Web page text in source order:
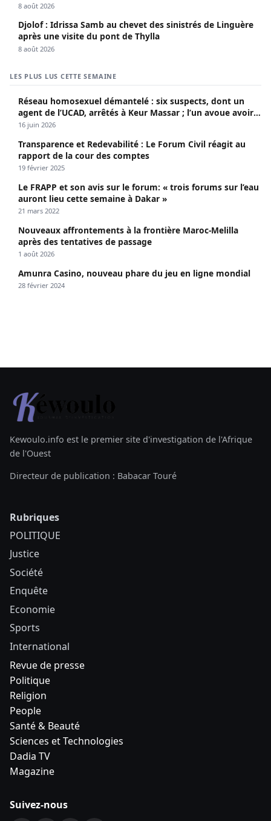
8 août 2026
Djolof : Idrissa Samb au chevet des sinistrés de Linguère
après une visite du pont de Thylla
8 août 2026
LES PLUS LUS CETTE SEMAINE
Réseau homosexuel démantelé : six suspects, dont un
agent de l’UCAD, arrêtés à Keur Massar ; l’un avoue avoir
propagé le VIH depuis 2018
16 juin 2026
Transparence et Redevabilité : Le Forum Civil réagit au
rapport de la cour des comptes
19 février 2025
Le FRAPP et son avis sur le forum: « trois forums sur l’eau
auront lieu cette semaine à Dakar »
21 mars 2022
Nouveaux affrontements à la frontière Maroc-Melilla
après des tentatives de passage
1 août 2026
Amunra Casino, nouveau phare du jeu en ligne mondial
28 février 2024
Kewoulo.info est le premier site d'investigation de l'Afrique
de l'Ouest
Directeur de publication : Babacar Touré
Rubriques
POLITIQUE
Justice
Société
Enquête
Economie
Sports
International
Revue de presse
Politique
Religion
People
Santé & Beauté
Sciences et Technologies
Dadia TV
Magazine
Suivez-nous